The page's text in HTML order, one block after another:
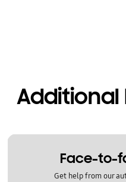
Face-to-
Get help from our